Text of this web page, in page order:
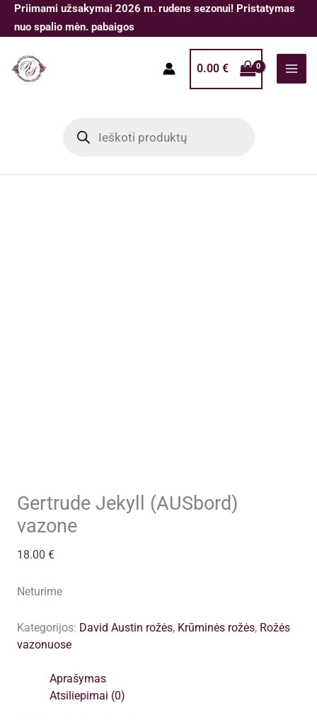
Pereiti
prie
Priimami užsakymai 2026 m. rudens sezonui! Pristatymas
nuo spalio mėn. pabaigos
0.00 €
search
Gertrude Jekyll (AUSbord)
vazone
18.00 €
Neturime
Kategorijos: David Austin rožės, Krūminės rožės, Rožės
vazonuose
Aprašymas
Atsiliepimai (0)